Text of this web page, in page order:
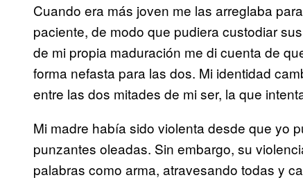
Cuando era más joven me las arreglaba
paciente, de modo que pudiera custodiar
de mi propia maduración me di cuenta de
forma nefasta para las dos. Mi identidad
entre las dos mitades de mi ser, la que
Mi madre había sido violenta desde que yo
punzantes oleadas. Sin embargo, su
palabras como arma, atravesando todas y